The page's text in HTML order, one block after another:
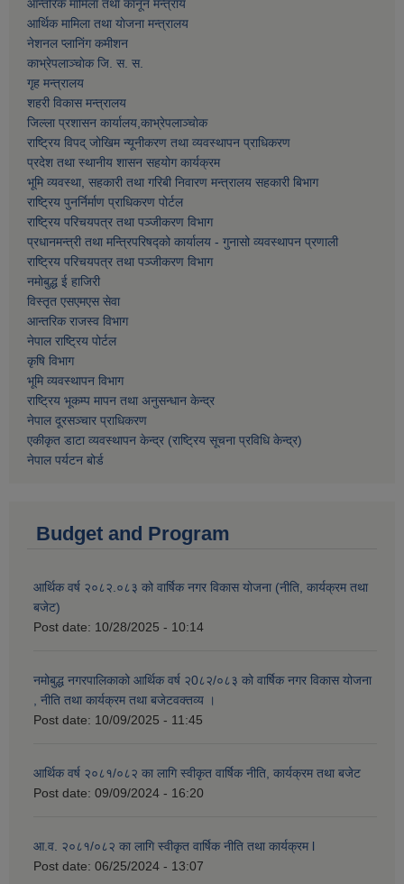
आन्तरिक मामिला तथा कानून मन्त्राय
आर्थिक मामिला तथा याेजना मन्त्रालय
नेशनल प्लानिंग कमीशन
काभ्रेपलाञ्चाेक जि. स. स.
गृह मन्त्रालय
शहरी विकास मन्त्रालय
जिल्ला प्रशासन कार्यालय,काभ्रेपलाञ्चाेक
राष्ट्रिय विपद् जोखिम न्यूनीकरण तथा व्यवस्थापन प्राधिकरण
प्रदेश तथा स्थानीय शासन सहयोग कार्यक्रम
भूमि व्यवस्था, सहकारी तथा गरिबी निवारण मन्त्रालय सहकारी बिभाग
राष्ट्रिय पुनर्निर्माण प्राधिकरण पोर्टल
राष्ट्रिय परिचयपत्र तथा पञ्जीकरण विभाग
प्रधानमन्त्री तथा मन्त्रिपरिषद्को कार्यालय - गुनासो व्यवस्थापन प्रणाली
राष्ट्रिय परिचयपत्र तथा पञ्जीकरण विभाग
नमाेबुद्ध ई हाजिरी
विस्तृत एसएमएस सेवा
आन्तरिक राजस्व विभाग
नेपाल राष्ट्रिय पोर्टल
कृषि विभाग
भूमि व्यवस्थापन विभाग
राष्ट्रिय भूकम्प मापन तथा अनुसन्धान केन्द्र
नेपाल दूरसञ्चार प्राधिकरण
एकीकृत डाटा व्यवस्थापन केन्द्र (राष्ट्रिय सूचना प्रविधि केन्द्र)
नेपाल पर्यटन बोर्ड
Budget and Program
आर्थिक वर्ष २०८२.०८३ को वार्षिक नगर विकास योजना (नीति, कार्यक्रम तथा
बजेट)
Post date: 10/28/2025 - 10:14
नमोबुद्ध नगरपालिकाको आर्थिक वर्ष २0८२/०८३ को वार्षिक नगर विकास योजना
, नीति तथा कार्यक्रम तथा बजेटवक्तव्य ।
Post date: 10/09/2025 - 11:45
आर्थिक वर्ष २०८१/०८२ का लागि स्वीकृत वार्षिक नीति, कार्यक्रम तथा बजेट
Post date: 09/09/2024 - 16:20
आ.व. २०८१/०८२ का लागि स्वीकृत वार्षिक नीति तथा कार्यक्रम l
Post date: 06/25/2024 - 13:07